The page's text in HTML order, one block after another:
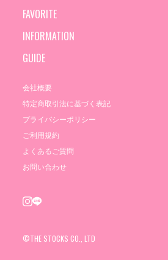
FAVORITE
INFORMATION
GUIDE
会社概要
特定商取引法に基づく表記
プライバシーポリシー
ご利用規約
よくあるご質問
お問い合わせ
©THE STOCKS CO., LTD